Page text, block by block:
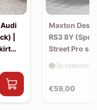
|
Maxton
RS3 8Y
Street Pro
€59,00
Op